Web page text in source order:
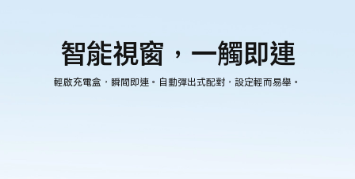
智能視窗，一觸即連
輕啟充電盒，瞬間即連。自動彈出式配對，設定輕而易舉。